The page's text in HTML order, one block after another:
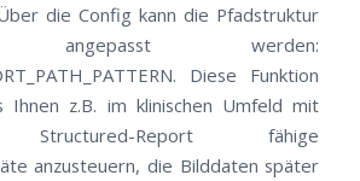
die Config kann die Pfadstruktur
angepasst werden:
Diese Funktion
Ihnen z.B. im klinischen Umfeld mit
Structured-Report fähige
anzusteuern, die Bilddaten später